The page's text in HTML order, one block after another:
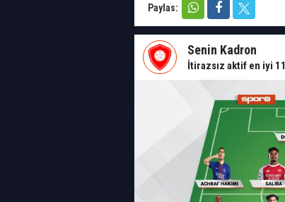
Paylas:
Senin Kadron
İtirazsız aktif en iyi 11